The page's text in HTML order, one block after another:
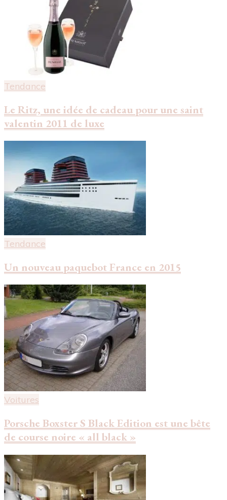
Tendance
Le Ritz, une idée de cadeau pour une saint
valentin 2011 de luxe
Tendance
Un nouveau paquebot France en 2015
Voitures
Porsche Boxster S Black Edition est une bête
de course noire « all black »